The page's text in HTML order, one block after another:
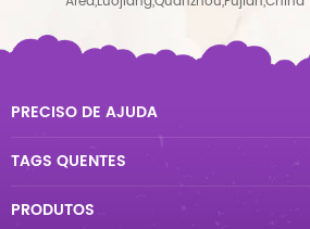
PRECISO DE AJUDA
TAGS QUENTES
PRODUTOS